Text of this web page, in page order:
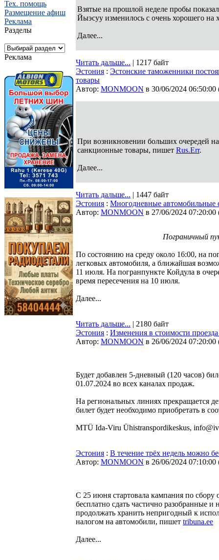
Тех. помощь
Размещение афиш
Реклама
Разделы
Реклама
Взятые на прошлой неделе пробы
Йыэсуу изменилось с очень хорошего
Далее...
Читать дальше... | 1217 байт
Эстония : Эстонские таможенники
товары
Автор: MONMOON в 30/06/2024 06:50:00
При возникновении больших очередей
санкционные товары, пишет Rus.Err.
Далее...
Читать дальше... | 1447 байт
Эстония : Многодневные автомобильные
Автор: MONMOON в 27/06/2024 07:20:00
Пограничный
По состоянию на среду около 16:00, на
легковых автомобиля, а ближайшая
11 июля. На погранпункте Койдула в
время пересечения на 10 июля.
Далее...
Читать дальше... | 2180 байт
Эстония : Изменения в стоимости
Автор: MONMOON в 26/06/2024 07:20:00
Будет добавлен 5-дневный (120 часов)
01.07.2024 во всех каналах продаж.
На региональных линиях прекращается
билет будет необходимо приобретать в
MTÜ Ida-Viru Ühistranspordikeskus,
Эстония : В течение трёх недель можно
Автор: MONMOON в 26/06/2024 07:10:00
С 25 июня стартовала кампания по
бесплатно сдать частично разобранные
продолжать хранить непригодный к
налогом на автомобили, пишет tribuna.ee
Далее...